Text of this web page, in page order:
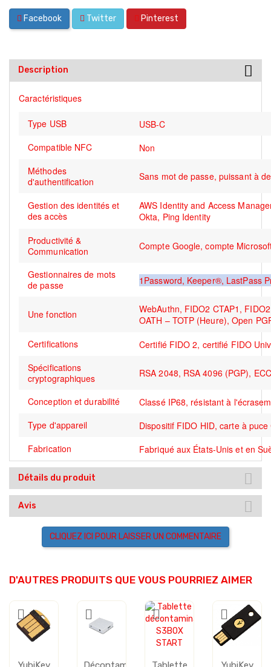
Facebook Twitter Pinterest
Description
Caractéristiques
Type USB
USB-C
Compatible NFC
Non
Méthodes
d'authentification
Sans mot de passe, puissant à
Gestion des identités et
des accès
AWS Identity and Access
Okta, Ping Identity
Productivité &
Communication
Compte Google, compte
Gestionnaires de mots
de passe
1Password, Keeper®, LastPass
Une fonction
WebAuthn, FIDO2 CTAP1,
OATH – TOTP (Heure), Open
Certifications
Certifié FIDO 2, certifié FIDO
Spécifications
cryptographiques
RSA 2048, RSA 4096 (PGP),
Conception et durabilité
Classé IP68, résistant à
Type d'appareil
Dispositif FIDO HID, carte à
Fabrication
Fabriqué aux États-Unis et en
Détails du produit
Avis
CLIQUEZ ICI POUR LAISSER UN COMMENTAIRE
D'AUTRES PRODUITS QUE VOUS POURRIEZ AIMER